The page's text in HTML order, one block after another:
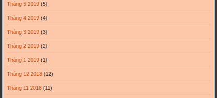
Tháng 5 2019(5)
Tháng 4 2019(4)
Tháng 3 2019(3)
Tháng 2 2019(2)
Tháng 1 2019(1)
Tháng 12 2018(12)
Tháng 11 2018(11)